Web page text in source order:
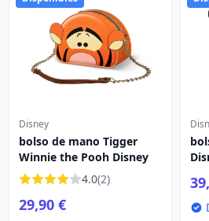
Disney
bolso de mano Tigger
Winnie the Pooh Disney
4.0(2)
29,90 €